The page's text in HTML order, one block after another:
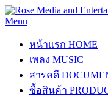
Menu
หน้าแรก HOME
เพลง MUSIC
สารคดี
ซื้อสินค้า